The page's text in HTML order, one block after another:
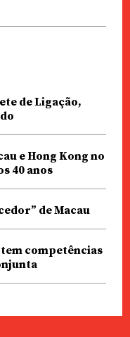
de Ligação,
e Hong Kong no
40 anos
de Macau
tem competências